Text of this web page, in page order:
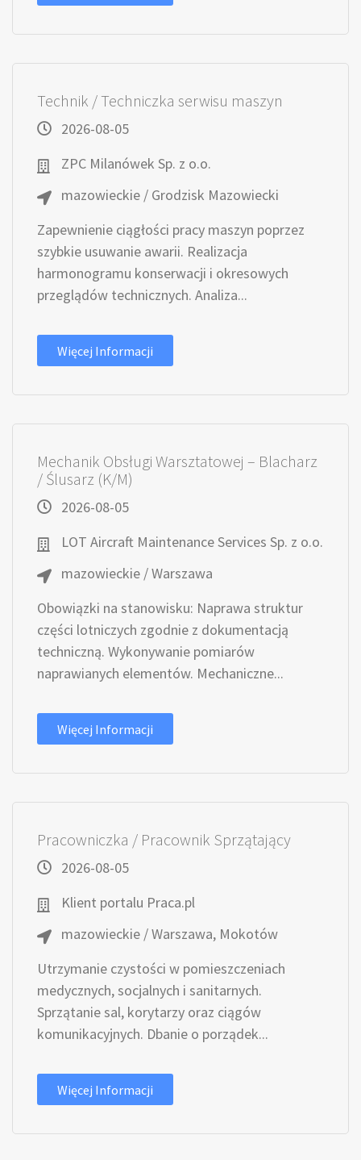
Technik / Techniczka serwisu maszyn
2026-08-05
ZPC Milanówek Sp. z o.o.
mazowieckie / Grodzisk Mazowiecki
Zapewnienie ciągłości pracy maszyn poprzez
szybkie usuwanie awarii. Realizacja
harmonogramu konserwacji i okresowych
przeglądów technicznych. Analiza...
Więcej Informacji
Mechanik Obsługi Warsztatowej – Blacharz
/ Ślusarz (K/M)
2026-08-05
LOT Aircraft Maintenance Services Sp. z o.o.
mazowieckie / Warszawa
Obowiązki na stanowisku: Naprawa struktur
części lotniczych zgodnie z dokumentacją
techniczną. Wykonywanie pomiarów
naprawianych elementów. Mechaniczne...
Więcej Informacji
Pracowniczka / Pracownik Sprzątający
2026-08-05
Klient portalu Praca.pl
mazowieckie / Warszawa, Mokotów
Utrzymanie czystości w pomieszczeniach
medycznych, socjalnych i sanitarnych.
Sprzątanie sal, korytarzy oraz ciągów
komunikacyjnych. Dbanie o porządek...
Więcej Informacji